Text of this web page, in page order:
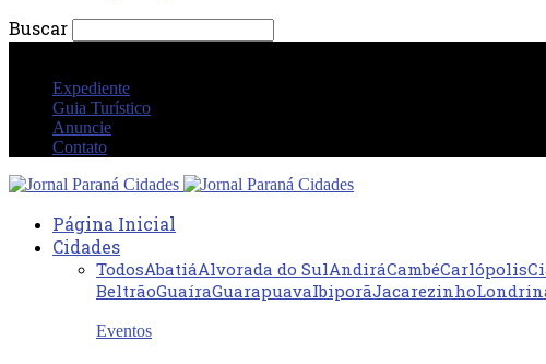
Buscar
Expediente
Guia Turístico
Anuncie
Contato
Página Inicial
Cidades
TodosAbatiáAlvorada do SulAndiráCambéCarlópolis
BeltrãoGuaíraGuarapuavaIbiporãJacarezinho
Eventos